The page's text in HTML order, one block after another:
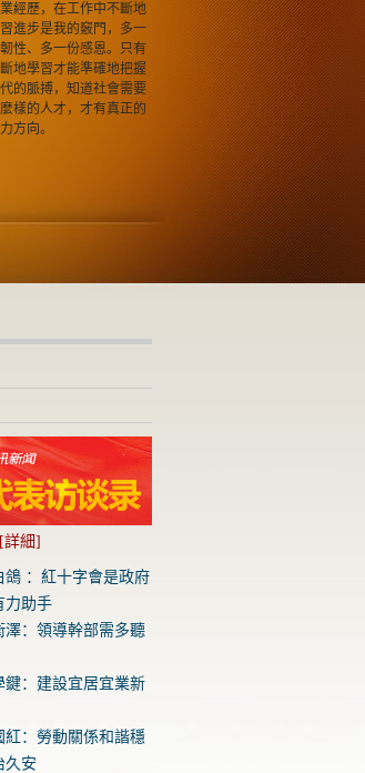
經歷，在工作中不斷地
進步是我的竅門，多一
性、多一份感恩。只有
地學習才能準確地把握
的脈搏，知道社會需要
樣的人才，才有真正的
方向。
[詳細]
鴿 ：紅十字會是政府
力助手
澤：領導幹部需多聽
鍵：建設宜居宜業新
紅：勞動關係和諧穩
久安